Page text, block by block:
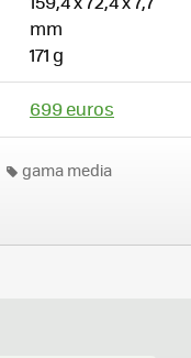
mm
171 g
699 euros
gama media